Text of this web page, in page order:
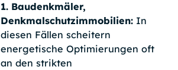
1. Baudenkmäler,
Denkmalschutzimmobilien:In
diesen Fällen scheitern
energetische Optimierungen oft
an den strikten